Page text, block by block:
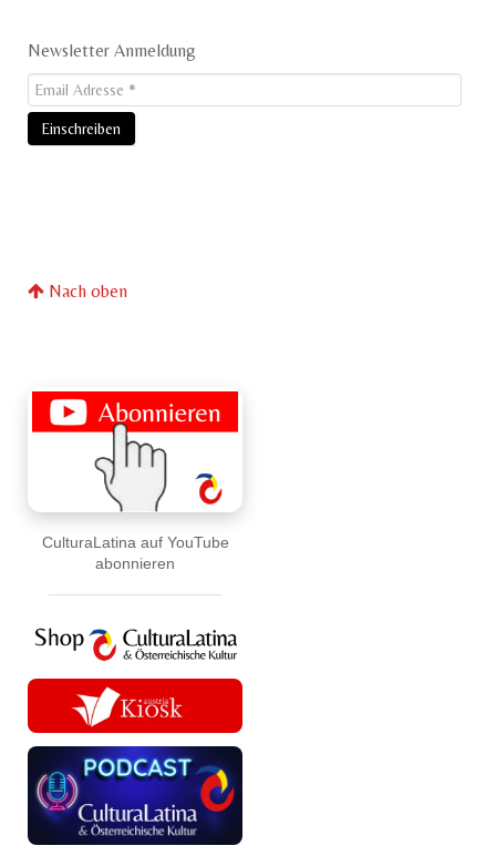
CulturaLatina auf YouTube
abonnieren
Newsletter Anmeldung
Nach oben